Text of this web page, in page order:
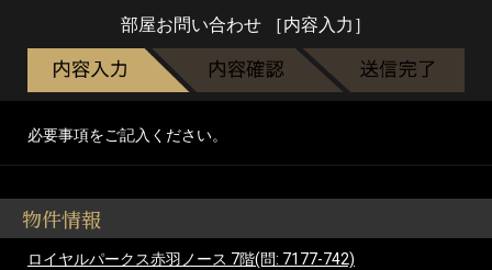
部屋お問い合わせ ［内容入力］
必要事項をご記入ください。
物件情報
ロイヤルパークス赤羽ノース 7階(問: 7177-742)